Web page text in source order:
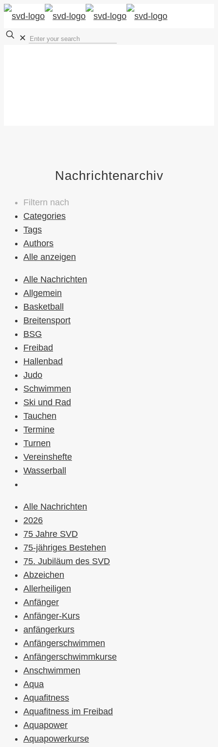
✕
Nachrichtenarchiv
Filtern nach
Categories
Tags
Authors
Alle anzeigen
Alle Nachrichten
Allgemein
Basketball
Breitensport
BSG
Freibad
Hallenbad
Judo
Schwimmen
Ski und Rad
Tauchen
Termine
Turnen
Vereinshefte
Wasserball
Alle Nachrichten
2026
75 Jahre SVD
75-jähriges Bestehen
75. Jubiläum des SVD
Abzeichen
Allerheiligen
Anfänger
Anfänger-Kurs
anfängerkurs
Anfängerschwimmen
Anfängerschwimmkurse
Anschwimmen
Aqua
Aquafitness
Aquafitness im Freibad
Aquapower
Aquapowerkurse